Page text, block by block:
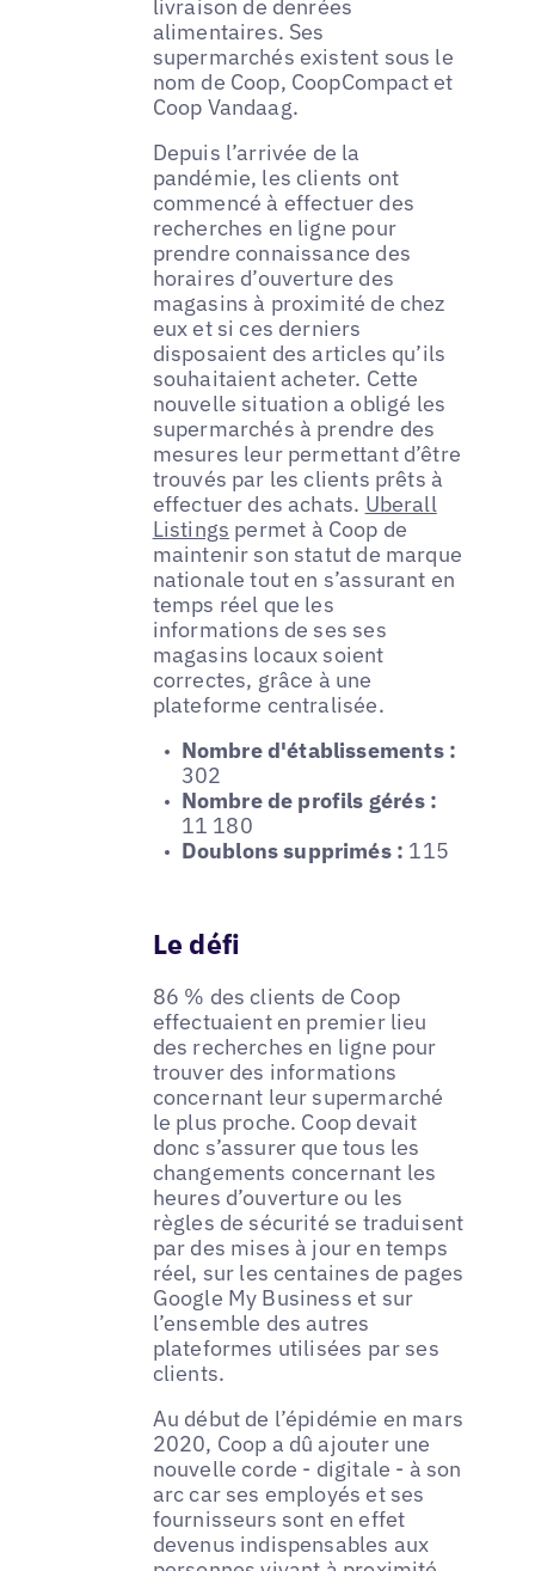
livraison de denrées
alimentaires. Ses
supermarchés existent sous le
nom de Coop, CoopCompact et
Coop Vandaag.
Depuis l’arrivée de la
pandémie, les clients ont
commencé à effectuer des
recherches en ligne pour
prendre connaissance des
horaires d’ouverture des
magasins à proximité de chez
eux et si ces derniers
disposaient des articles qu’ils
souhaitaient acheter. Cette
nouvelle situation a obligé les
supermarchés à prendre des
mesures leur permettant d’être
trouvés par les clients prêts à
effectuer des achats. Uberall
Listings permet à Coop de
maintenir son statut de marque
nationale tout en s’assurant en
temps réel que les
informations de ses ses
magasins locaux soient
correctes, grâce à une
plateforme centralisée.
Nombre d'établissements :
302
Nombre de profils gérés :
11 180
Doublons supprimés : 115
Le défi
86 % des clients de Coop
effectuaient en premier lieu
des recherches en ligne pour
trouver des informations
concernant leur supermarché
le plus proche. Coop devait
donc s’assurer que tous les
changements concernant les
heures d’ouverture ou les
règles de sécurité se traduisent
par des mises à jour en temps
réel, sur les centaines de pages
Google My Business et sur
l’ensemble des autres
plateformes utilisées par ses
clients.
Au début de l’épidémie en mars
2020, Coop a dû ajouter une
nouvelle corde - digitale - à son
arc car ses employés et ses
fournisseurs sont en effet
devenus indispensables aux